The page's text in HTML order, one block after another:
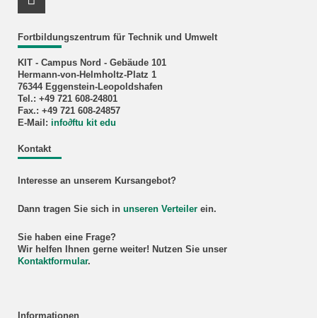
Fortbildungszentrum für Technik und Umwelt
KIT - Campus Nord - Gebäude 101
Hermann-von-Helmholtz-Platz 1
76344 Eggenstein-Leopoldshafen
Tel.: +49 721 608-24801
Fax.: +49 721 608-24857
E-Mail: info∂ftu kit edu
Kontakt
Interesse an unserem Kursangebot?
Dann tragen Sie sich in unseren Verteiler ein.
Sie haben eine Frage?
Wir helfen Ihnen gerne weiter! Nutzen Sie unser
Kontaktformular.
LinkedIn Profil